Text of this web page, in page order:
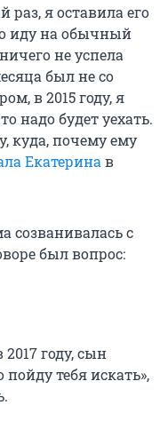
я оставила его
иду на обычный
не успела
был не со
в 2015 году, я
надо будет уехать.
куда, почему ему
Екатерина в
созванивалась с
был вопрос:
году, сын
пойду тебя искать»,